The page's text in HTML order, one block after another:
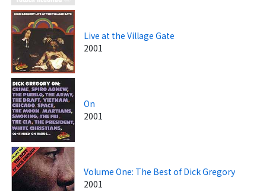
Live at the Village Gate
2001
On
2001
Volume One: The Best of Dick Gregory
2001